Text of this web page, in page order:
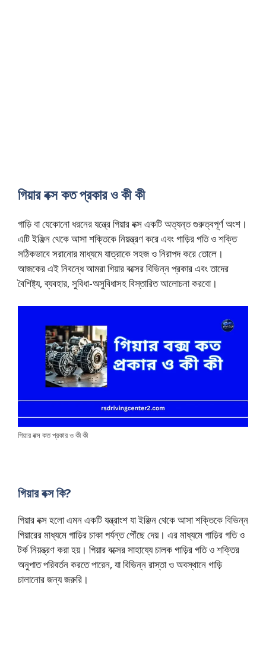
গিয়ার বক্স কত প্রকার ও কী কী
গাড়ি বা যেকোনো ধরনের যন্ত্রে গিয়ার বক্স একটি অত্যন্ত গুরুত্বপূর্ণ অংশ।
এটি ইঞ্জিন থেকে আসা শক্তিকে নিয়ন্ত্রণ করে এবং গাড়ির গতি ও শক্তি
সঠিকভাবে সরানোর মাধ্যমে যাত্রাকে সহজ ও নিরাপদ করে তোলে।
আজকের এই নিবন্ধে আমরা গিয়ার বক্সের বিভিন্ন প্রকার এবং তাদের
বৈশিষ্ট্য, ব্যবহার, সুবিধা-অসুবিধাসহ বিস্তারিত আলোচনা করবো।
গিয়ার বক্স কত প্রকার ও কী কী
গিয়ার বক্স কি?
গিয়ার বক্স হলো এমন একটি যন্ত্রাংশ যা ইঞ্জিন থেকে আসা শক্তিকে বিভিন্ন
গিয়ারের মাধ্যমে গাড়ির চাকা পর্যন্ত পৌঁছে দেয়। এর মাধ্যমে গাড়ির গতি ও
টর্ক নিয়ন্ত্রণ করা হয়। গিয়ার বক্সের সাহায্যে চালক গাড়ির গতি ও শক্তির
অনুপাত পরিবর্তন করতে পারেন, যা বিভিন্ন রাস্তা ও অবস্থানে গাড়ি
চালানোর জন্য জরুরি।